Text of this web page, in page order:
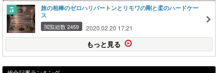
旅の相棒のゼロハリバートンとリモワの剛と柔のハードケー
ス
閲覧総数 2459 2020.02.20 17:21
もっと見る